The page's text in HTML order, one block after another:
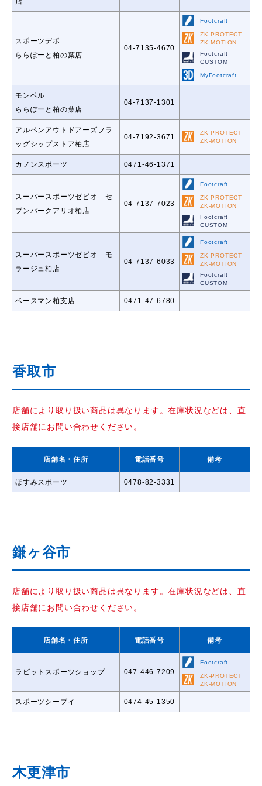
スポーツデポ
ららぽーと柏の葉店
04-7135-4670
Footcraft
ZK-PROTECT
ZK-MOTION
Footcraft
CUSTOM
MyFootcraft
モンベル
ららぽーと柏の葉店
04-7137-1301
アルペンアウトドアーズフラ
ッグシップストア柏店
04-7192-3671
ZK-PROTECT
ZK-MOTION
カノンスポーツ 0471-46-1371
スーパースポーツゼビオ セ
ブンパークアリオ柏店
04-7137-7023
Footcraft
ZK-PROTECT
ZK-MOTION
Footcraft
CUSTOM
スーパースポーツゼビオ モ
ラージュ柏店
04-7137-6033
Footcraft
ZK-PROTECT
ZK-MOTION
Footcraft
CUSTOM
ベースマン柏支店 0471-47-6780
香取市
店舗により取り扱い商品は異なります。在庫状況などは、直
接店舗にお問い合わせください。
店舗名 ・住所 電話番号 備考
ほすみスポーツ 0478-82-3331
鎌ヶ谷市
店舗により取り扱い商品は異なります。在庫状況などは、直
接店舗にお問い合わせください。
店舗名 ・住所 電話番号 備考
ラビットスポーツショップ 047-446-7209
Footcraft
ZK-PROTECT
ZK-MOTION
スポーツシーブイ 0474-45-1350
木更津市